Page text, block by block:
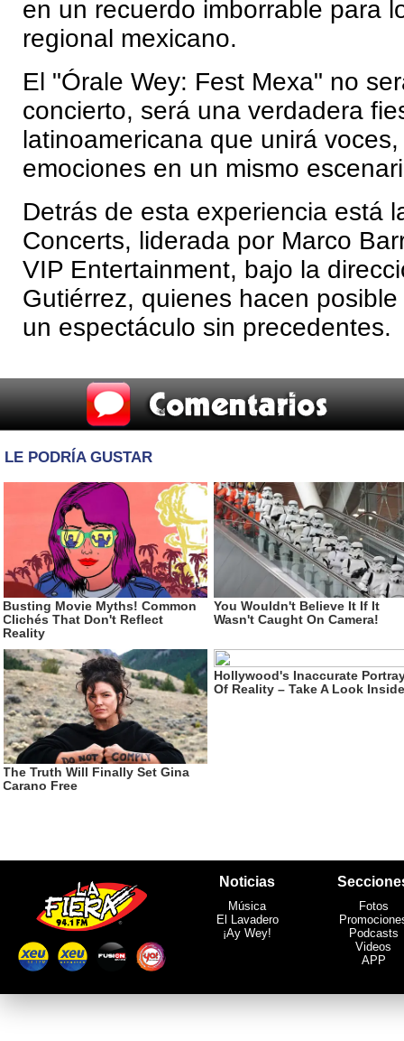
en un recuerdo imborrable para
regional mexicano.
El "Órale Wey: Fest Mexa" no
concierto, será una verdadera
latinoamericana que unirá
emociones en un mismo
Detrás de esta experiencia está
Concerts, liderada por Marco
VIP Entertainment, bajo la
Gutiérrez, quienes hacen
un espectáculo sin precedentes.
Noticias
Música
El Lavadero
¡Ay Wey!
Fotos
Podcasts
Videos
APP